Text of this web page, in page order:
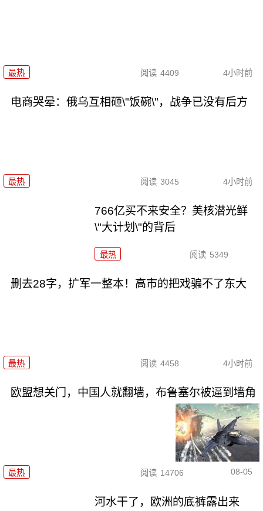
最热 阅读 4409 4小时前
电商哭晕：俄乌互相砸\"饭碗\"，战争已没有后方
最热 阅读 3045 4小时前
766亿买不来安全？美核潜光鲜
\"大计划\"的背后
最热 阅读 5349
删去28字，扩军一整本！高市的把戏骗不了东大
最热 阅读 4458 4小时前
欧盟想关门，中国人就翻墙，布鲁塞尔被逼到墙角
最热 阅读 14706 08-05
河水干了，欧洲的底裤露出来